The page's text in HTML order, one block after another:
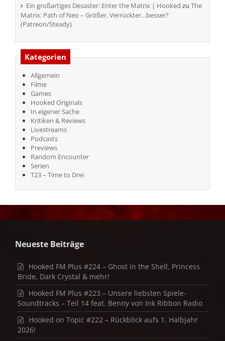
Ein großartiges Desaster: Enter the Matrix | Hooked zu The
Matrix: Path of Neo – Größer, Verrückter…besser?
(Patreon/Steady)
Kategorien
Allgemein
Filme
Games
Hooked Originals
In eigener Sache
Kritiken & Reviews
Livestreams
Podcasts
Previews
Random Encounter
Serien
T23 – Time to Drei
Neueste Beiträge
Hooked FM Plus #224 – Ghost in the Shell, Princess
Bride, Dark Crystal & mehr!
Hooked FM Plus #223 – Unsere liebsten Spiele-
Soundtracks – Teil 14 feat. Benny von Ink Ribbon Radio
Hooked on Topic #222 – Rückblick aufs 1. Halbjahr
2026!